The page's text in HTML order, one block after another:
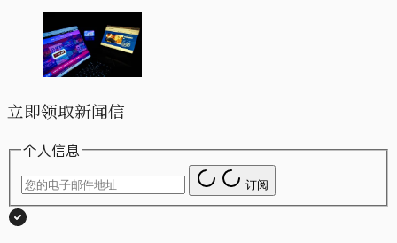
立即领取新闻信
个人信息
订阅